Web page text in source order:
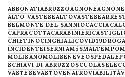
ABBONATIABRUZZOAGNONE
ALTO VASTESEALTOVASTESE
BELMONTE DEL SANNIOCACCIA
CAPRACOTTACARABINIERI
CHIETINOCINGHIALICOVID19DROGA
INCIDENTEISERNIAM5SMALTEMPO
MOLISANOMOLISENEVE OSPEDALE
SCHIAVI DI ABRUZZOSCUOLA
VASTESEVASTOVENAFROVIABILITÀ